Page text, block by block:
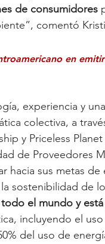
de consumidores
comentó
en
experiencia y
colectiva, a
y Priceless
de Proveedores
hacia sus metas de
sostenibilidad de
el mundo y
incluyendo el
del uso de